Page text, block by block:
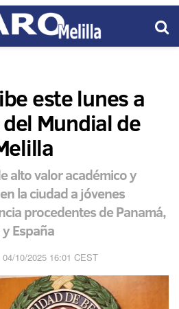
este lunes a
Mundial de
alto valor académico y
la ciudad a jóvenes
procedentes de Panamá,
España
04/10/2025 16:01 CEST